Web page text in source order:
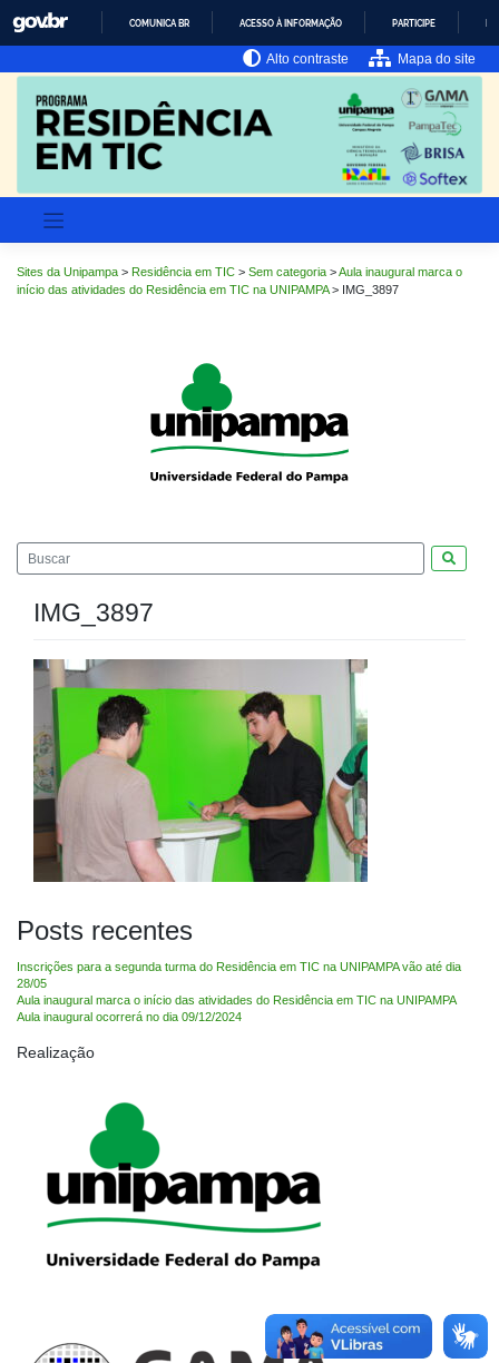
para
o
conteúdo
IR
PARA
O
COMUNICA BR ACESSO À INFORMAÇÃO PARTICIPE
Alto contraste Mapa do site
Sites da Unipampa > Residência em TIC > Sem categoria >Aula inaugural marca o
início das atividades do Residência em TIC na UNIPAMPA> IMG_3897
IMG_3897
Posts recentes
Inscrições para a segunda turma do Residência em TIC na UNIPAMPA vão até dia
28/05
Aula inaugural marca o início das atividades do Residência em TIC na UNIPAMPA
Aula inaugural ocorrerá no dia 09/12/2024
Realização